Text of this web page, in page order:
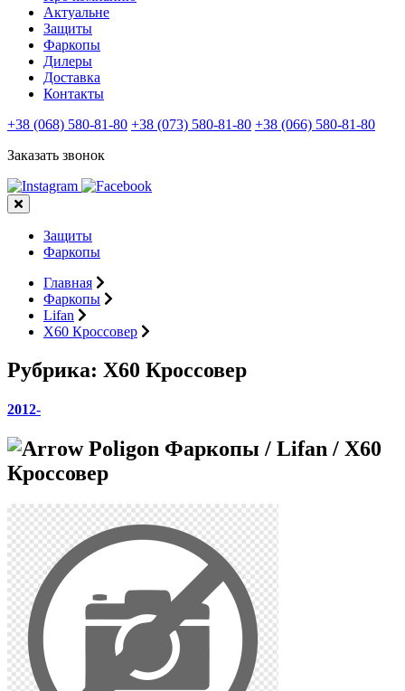
Актуальне
Защиты
Фаркопы
Дилеры
Доставка
Контакты
+38 (068) 580-81-80 +38 (073) 580-81-80 +38 (066) 580-81-80
Заказать звонок
Защиты
Фаркопы
Главная
Фаркопы
Lifan
X60 Кроссовер
Рубрика: X60 Кроссовер
2012-
Фаркопы / Lifan / X60
Кроссовер